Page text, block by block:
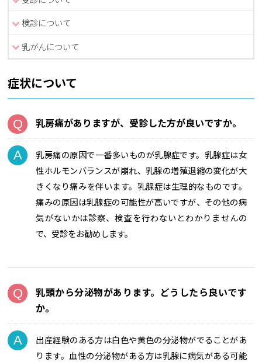
検診について
乳がんについて
症状について
乳房痛がありますが、受診した方が良いですか。
乳房痛の原因で一番多いものが乳腺症です。乳腺症は女
性ホルモンバランスが崩れ、乳腺の増殖退縮の変化が大
きくなり痛みを伴います。乳腺症は生理的なものです。
痛みの原因は乳腺症の可能性が高いですが、その他の病
気がないかは診察、検査を行わないとわかりませんの
で、受診をお勧めします。
乳頭から分泌物があります。どうしたら良いです
か。
出産経験のある方は白色や黄色の分泌物がでることがあ
ります。血性の分泌物がある方は乳腺に病気がある可能